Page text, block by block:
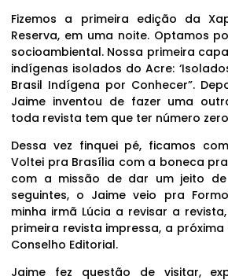
Fizemos a primeira edição da
Reserva, em uma noite. Optamos
socioambiental. Nossa primeira
indígenas isolados do Acre:
Brasil Indígena por Conhecer”.
Jaime inventou de fazer uma
toda revista tem que ter número
Dessa vez finquei pé, ficamos
Voltei pra Brasília com a boneca
com a missão de dar um jeito de
seguintes, o Jaime veio pra
minha irmã Lúcia a revisar a
primeira revista impressa, a
Conselho Editorial.
Jaime fez questão de visitar,